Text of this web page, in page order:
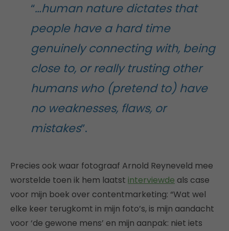
“…human nature dictates that
people have a hard time
genuinely connecting with, being
close to, or really trusting other
humans who (pretend to) have
no weaknesses, flaws, or
mistakes”.
Precies ook waar fotograaf Arnold Reyneveld mee
worstelde toen ik hem laatst interviewde als case
voor mijn boek over contentmarketing: “Wat wel
elke keer terugkomt in mijn foto’s, is mijn aandacht
voor ‘de gewone mens’ en mijn aanpak: niet iets